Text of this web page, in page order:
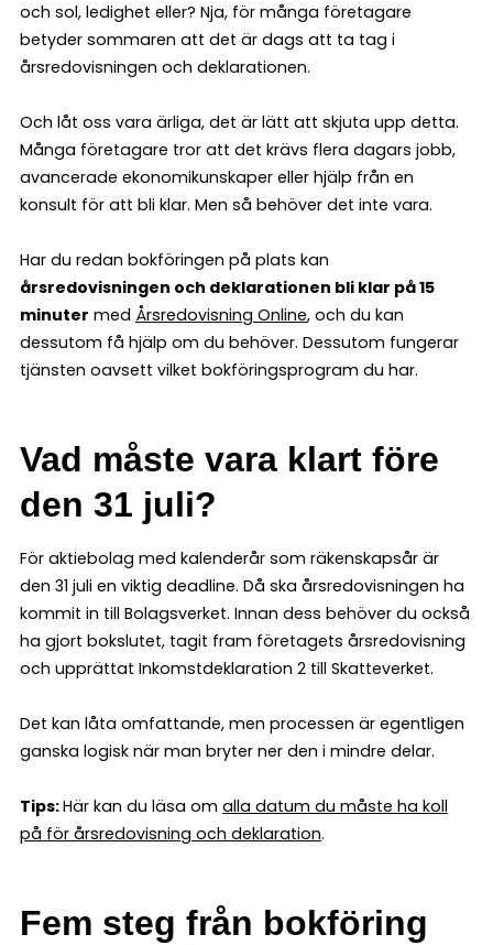
och sol, ledighet eller? Nja, för många företagare
betyder sommaren att det är dags att ta tag i
årsredovisningen och deklarationen.
Och låt oss vara ärliga, det är lätt att skjuta upp detta.
Många företagare tror att det krävs flera dagars jobb,
avancerade ekonomikunskaper eller hjälp från en
konsult för att bli klar. Men så behöver det inte vara.
Har du redan bokföringen på plats kan
årsredovisningen och deklarationen bli klar på 15
minuter med Årsredovisning Online, och du kan
dessutom få hjälp om du behöver. Dessutom fungerar
tjänsten oavsett vilket bokföringsprogram du har.
Vad måste vara klart före
den 31 juli?
För aktiebolag med kalenderår som räkenskapsår är
den 31 juli en viktig deadline. Då ska årsredovisningen ha
kommit in till Bolagsverket. Innan dess behöver du också
ha gjort bokslutet, tagit fram företagets årsredovisning
och upprättat Inkomstdeklaration 2 till Skatteverket.
Det kan låta omfattande, men processen är egentligen
ganska logisk när man bryter ner den i mindre delar.
Tips:Här kan du läsa om alla datum du måste ha koll
på för årsredovisning och deklaration.
Fem steg från bokföring